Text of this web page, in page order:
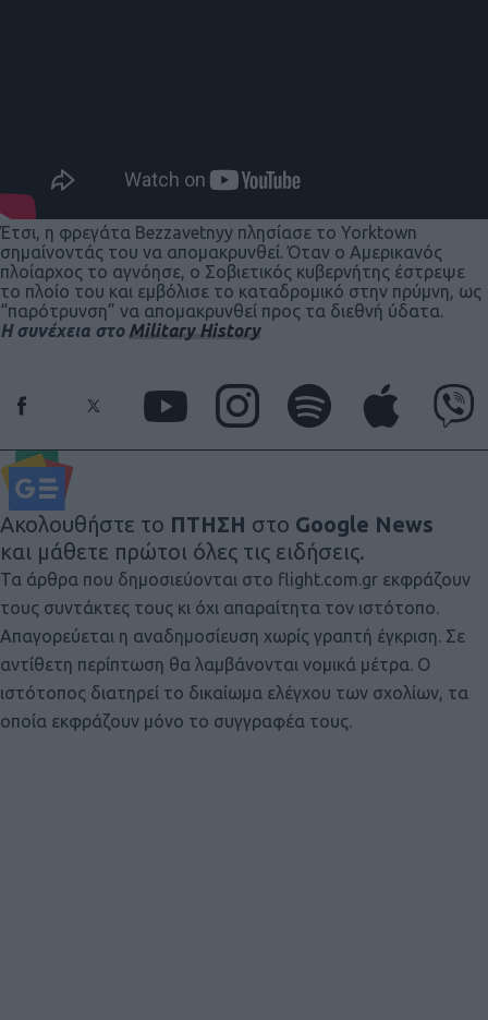
Έτσι, η φρεγάτα Bezzavetnyy πλησίασε το Yorktown
σημαίνοντάς του να απομακρυνθεί. Όταν ο Αμερικανός
πλοίαρχος το αγνόησε, ο Σοβιετικός κυβερνήτης έστρεψε
το πλοίο του και εμβόλισε το καταδρομικό στην πρύμνη, ως
“παρότρυνση” να απομακρυνθεί προς τα διεθνή ύδατα.
Η συνέχεια στο Military History
Ακολουθήστε το ΠΤΗΣΗ στο Google News
και μάθετε πρώτοι όλες τις ειδήσεις.
Τα άρθρα που δημοσιεύονται στο flight.com.gr εκφράζουν
τους συντάκτες τους κι όχι απαραίτητα τον ιστότοπο.
Απαγορεύεται η αναδημοσίευση χωρίς γραπτή έγκριση. Σε
αντίθετη περίπτωση θα λαμβάνονται νομικά μέτρα. Ο
ιστότοπος διατηρεί το δικαίωμα ελέγχου των σχολίων, τα
οποία εκφράζουν μόνο το συγγραφέα τους.